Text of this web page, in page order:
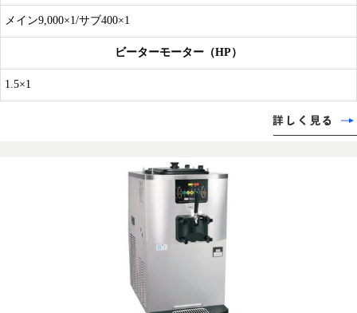
メイン9,000×1/サブ400×1
ビーターモーター（HP）
1.5×1